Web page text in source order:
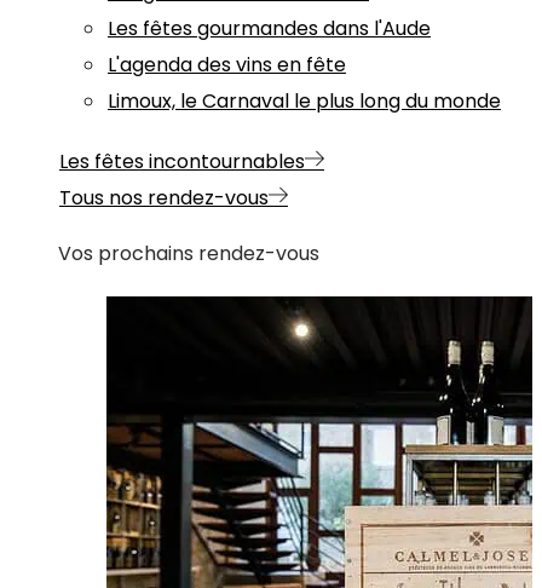
Les fêtes gourmandes dans l'Aude
L'agenda des vins en fête
Limoux, le Carnaval le plus long du monde
Les fêtes incontournables
Tous nos rendez-vous
Vos prochains rendez-vous